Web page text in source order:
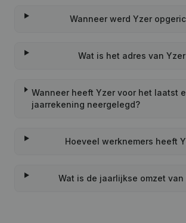
Wanneer werd Yzer
Wat is het adres van
Wanneer heeft Yzer voor het laatst
jaarrekening neergelegd?
Hoeveel werknemers heeft
Wat is de jaarlijkse omzet van